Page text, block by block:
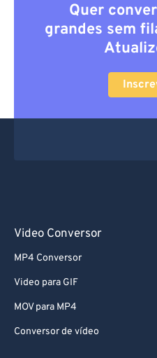
Quer
grandes sem
Video Conversor
MP4 Conversor
Video para GIF
MOV para MP4
Conversor de vídeo